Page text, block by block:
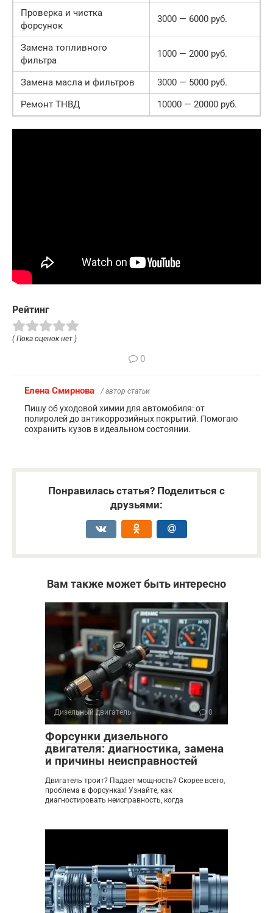
Проверка и чистка
форсунок
3000 — 6000 руб.
Замена топливного
фильтра
1000 — 2000 руб.
Замена масла и фильтров
3000 — 5000 руб.
Ремонт ТНВД
10000 — 20000 руб.
Рейтинг
( Пока оценок нет )
0
Елена Смирнова / автор статьи
Пишу об уходовой химии для автомобиля: от
полиролей до антикоррозийных покрытий. Помогаю
сохранить кузов в идеальном состоянии.
Понравилась статья? Поделиться с
друзьями:
Вам также может быть интересно
Дизельный двигатель 0
Форсунки дизельного
двигателя: диагностика, замена
и причины неисправностей
Двигатель троит? Падает мощность? Скорее всего,
проблема в форсунках! Узнайте, как
диагностировать неисправность, когда